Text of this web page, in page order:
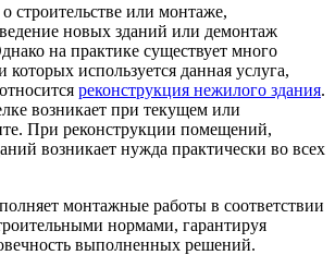
строительстве или монтаже,
новых зданий или демонтаж
на практике существует много
которых используется данная услуга,
реконструкция нежилого здания.
возникает при текущем или
При реконструкции помещений,
возникает нужда практически во всех
монтажные работы в соответствии
нормами, гарантируя
выполненных решений.